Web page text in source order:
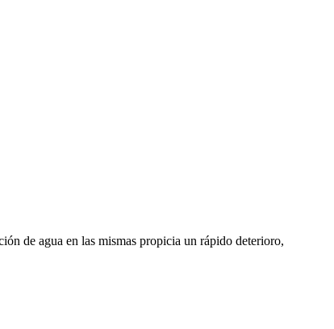
de agua en las mismas propicia un rápido deterioro,